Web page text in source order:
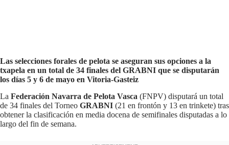
Las selecciones forales de pelota se aseguran sus opciones a la
txapela en un total de 34 finales del GRABNI que se disputarán
los días 5 y 6 de mayo en Vitoria-Gasteiz
La Federación Navarra de Pelota Vasca (FNPV) disputará un total
de 34 finales del Torneo GRABNI (21 en frontón y 13 en trinkete) tras
obtener la clasificación en media docena de semifinales disputadas a lo
largo del fin de semana.